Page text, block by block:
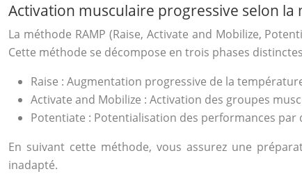
Activation musculaire progressive selon la
La méthode RAMP (Raise, Activate and Mobilize,
Cette méthode se décompose en trois phases
Raise : Augmentation progressive de la
Activate and Mobilize : Activation des groupes
Potentiate : Potentialisation des performances par
En suivant cette méthode, vous assurez une
inadapté.